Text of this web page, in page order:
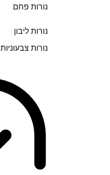
נורות פחם
נורות ליבון
נורות צבעוניות